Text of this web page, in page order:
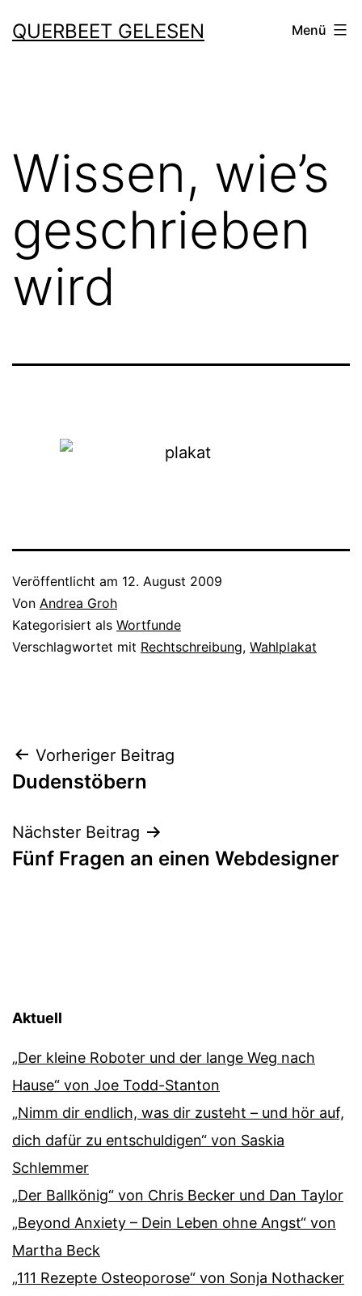
Inhalt
QUERBEET GELESEN Menü
Wissen, wie’s
geschrieben
wird
Veröffentlicht am 12. August 2009
Von Andrea Groh
Kategorisiert als Wortfunde
Verschlagwortet mit Rechtschreibung, Wahlplakat
Beitragsnavigation
Vorheriger Beitrag
Dudenstöbern
Nächster Beitrag
Fünf Fragen an einen Webdesigner
Aktuell
„Der kleine Roboter und der lange Weg nach
Hause“ von Joe Todd-Stanton
„Nimm dir endlich, was dir zusteht – und hör auf,
dich dafür zu entschuldigen“ von Saskia
Schlemmer
„Der Ballkönig“ von Chris Becker und Dan Taylor
„Beyond Anxiety – Dein Leben ohne Angst“ von
Martha Beck
„111 Rezepte Osteoporose“ von Sonja Nothacker